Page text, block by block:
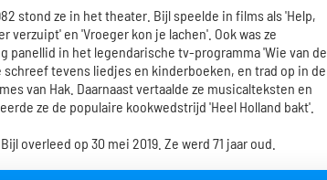
stond ze in het theater. Bijl speelde in films als 'Help,
verzuipt' en 'Vroeger kon je lachen'. Ook was ze
panellid in het legendarische tv-programma 'Wie van de
schreef tevens liedjes en kinderboeken, en trad op in de
van Hak. Daarnaast vertaalde ze musicalteksten en
ze de populaire kookwedstrijd 'Heel Holland bakt'.
overleed op 30 mei 2019. Ze werd 71 jaar oud.